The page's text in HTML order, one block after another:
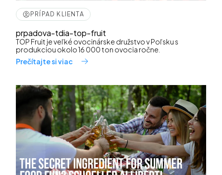
PRÍPAD KLIENTA
prpadova-tdia-top-fruit
TOP Fruit je veľké ovocinárske družstvo v Poľsku s
produkciou okolo 16 000 ton ovocia ročne.
Prečítajte si viac